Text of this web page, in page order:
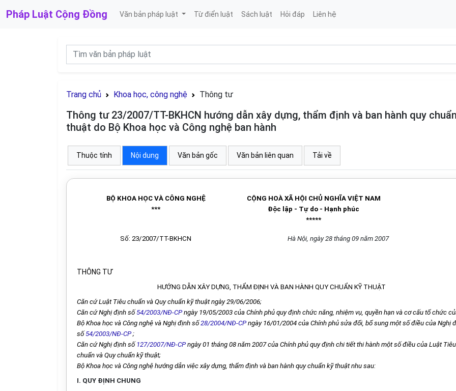
Pháp Luật Cộng Đồng Văn bản pháp luật Từ điển luật Sách luật Hỏi đáp Liên hệ
Trang chủ Khoa học, công nghệ Thông tư
Thông tư 23/2007/TT-BKHCN hướng dẫn xây dựng, thẩm định và ban hành quy
thuật do Bộ Khoa học và Công nghệ ban hành
Thuộc tính Nội dung Văn bản gốc Văn bản liên quan Tải về
BỘ KHOA HỌC VÀ CÔNG NGHỆ
***
CỘNG HOÀ XÃ HỘI CHỦ NGHĨA VIỆT NAM
Độc lập - Tự do - Hạnh phúc
*****
Số: 23/2007/TT-BKHCN Hà Nội, ngày 28 tháng 09 năm 2007
THÔNG TƯ
HƯỚNG DẪN XÂY DỰNG, THẨM ĐỊNH VÀ BAN HÀNH QUY CHUẨN KỸ THUẬT
Căn cứ Luật Tiêu chuẩn và Quy chuẩn kỹ thuật ngày 29/06/2006;
Căn cứ Nghị định số54/2003/NĐ-CP ngày 19/05/2003 của Chính phủ quy định chức năng, nhiệm vụ, quyền hạn và cơ cấu tổ chức
Bộ Khoa học và Công nghệ và Nghị định số28/2004/NĐ-CP ngày 16/01/2004 của Chính phủ sửa đổi, bổ sung một số điều của Nghị
số54/2003/NĐ-CP ;
Căn cứ Nghị định số 127/2007/NĐ-CP ngày 01 tháng 08 năm 2007 của Chính phủ quy định chi tiết thi hành một số điều của Luật Tiêu
chuẩn và Quy chuẩn kỹ thuật;
Bộ Khoa học và Công nghệ hướng dẫn việc xây dựng, thẩm định và ban hành quy chuẩn kỹ thuật nhu sau:
I. QUY ĐỊNH CHUNG